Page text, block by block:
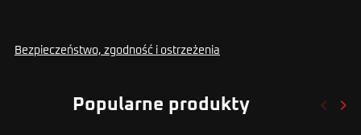
Bezpieczeństwo, zgodność i ostrzeżenia
Popularne produkty keyboard_arrow_left keyboard_arrow_right